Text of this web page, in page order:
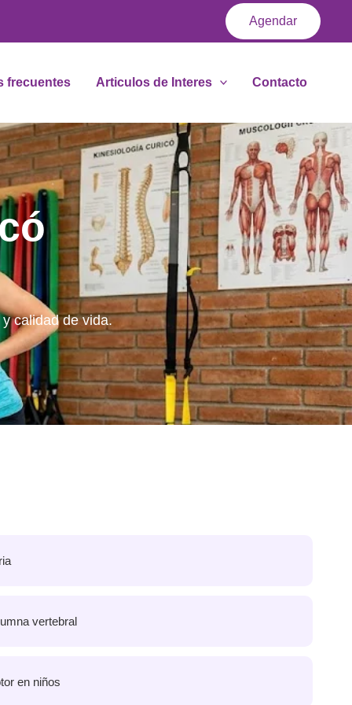
Agendar
frecuentes Articulos de Interes Contacto
calidad de vida.
vertebral
en niños